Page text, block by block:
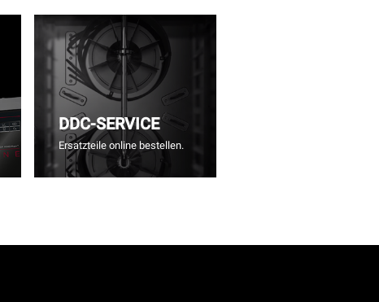
DDC-SERVICE
Ersatzteile online bestellen.